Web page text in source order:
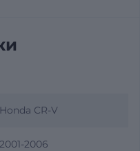
Honda CR-V
2001-2006